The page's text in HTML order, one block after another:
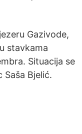
Gazivode,
stavkama
Situacija se
Bjelić.